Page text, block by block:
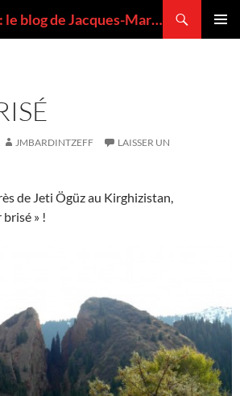
VOLCANMANIA : le blog de Jacques-Marie BARDINTZEFF, volcanologue
JMBARDINTZEFF
LAISSER UN
de Jeti Ögüz au Kirghizistan,
» !